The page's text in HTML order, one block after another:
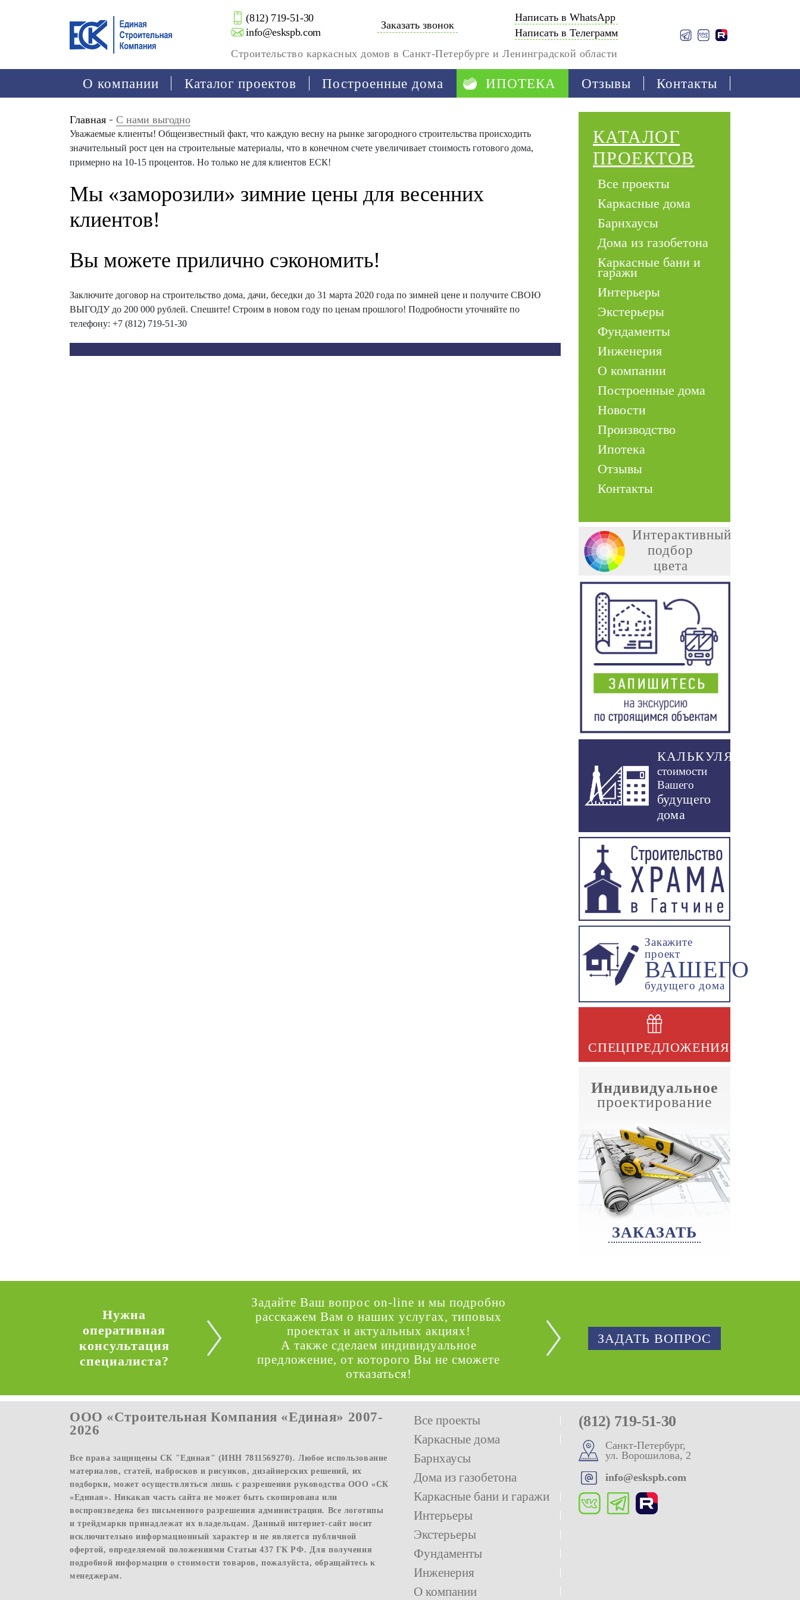
(812) 719-51-30
info@eskspb.com
Заказать звонок
Написать в WhatsApp
Написать в Телеграмм
Строительство каркасных домов в Санкт-Петербурге и Ленинградской области
О компании Каталог проектов Построенные дома ИПОТЕКА Отзывы Контакты
Главная - С нами выгодно
Уважаемые клиенты! Общеизвестный факт, что каждую весну на рынке загородного строительства происходить
значительный рост цен на строительные материалы, что в конечном счете увеличивает стоимость готового дома,
примерно на 10-15 процентов. Но только не для клиентов ЕСК!
Мы «заморозили» зимние цены для весенних
клиентов!
Вы можете прилично сэкономить!
Заключите договор на строительство дома, дачи, беседки до 31 марта 2020 года по зимней цене и получите СВОЮ
ВЫГОДУ до 200 000 рублей. Спешите! Строим в новом году по ценам прошлого! Подробности уточняйте по
телефону: +7 (812) 719-51-30
КАТАЛОГ
ПРОЕКТОВ
Все проекты
Каркасные дома
Барнхаусы
Дома из газобетона
Каркасные бани и
гаражи
Интерьеры
Экстерьеры
Фундаменты
Инженерия
О компании
Построенные дома
Новости
Производство
Ипотека
Отзывы
Контакты
Интерактивный
подбор
цвета
КАЛЬКУЛЯТОР
стоимости
Вашего
будущего
дома
Закажите
проект
ВАШЕГО
будущего дома
СПЕЦПРЕДЛОЖЕНИЯ
Индивидуальное
проектирование
ЗАКАЗАТЬ
Нужна
оперативная
консультация
специалиста?
Задайте Ваш вопрос on-line и мы подробно
расскажем Вам о наших услугах, типовых
проектах и актуальных акциях!
А также сделаем индивидуальное
предложение, от которого Вы не сможете
отказаться!
ЗАДАТЬ ВОПРОС
ООО «Строительная Компания «Единая» 2007-
2026
Все права защищены СК "Единая" (ИНН 7811569270). Любое использование
материалов, статей, набросков и рисунков, дизайнерских решений, их
подборки, может осуществляться лишь с разрешения руководства ООО «СК
«Единая». Никакая часть сайта не может быть скопирована или
воспроизведена без письменного разрешения администрации. Все логотипы
и трейдмарки принадлежат их владельцам. Данный интернет-сайт носит
исключительно информационный характер и не является публичной
офертой, определяемой положениями Статьи 437 ГК РФ. Для получения
подробной информации о стоимости товаров, пожалуйста, обращайтесь к
менеджерам.
Все проекты
Каркасные дома
Барнхаусы
Дома из газобетона
Каркасные бани и гаражи
Интерьеры
Экстерьеры
Фундаменты
Инженерия
О компании
(812) 719-51-30
Санкт-Петербург,
ул. Ворошилова, 2
info@eskspb.com